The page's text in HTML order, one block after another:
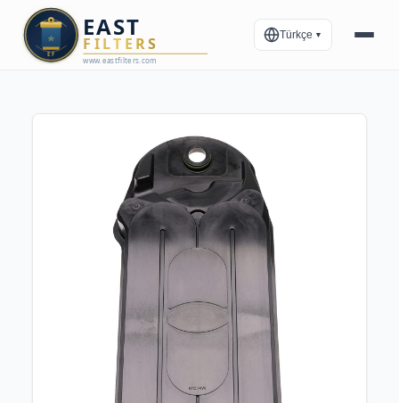
Türkçe ▼